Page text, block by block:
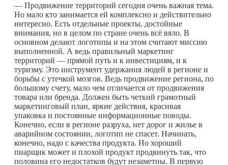
— Продвижение территорий сегодня очень важная тема.
Но мало кто занимается ей комплексно и действительно
интересно. Есть отдельные проекты, достойные
внимания, но в целом по стране очень всё вяло. В
основном делают логотипы и на этом считают миссию
выполненной. А ведь правильный маркетинг
территорий — прямой путь и к инвестициям, и к
туризму. Это инструмент удержания людей в регионе и
борьбы с утечкой мозгов. Ведь продвижение региона, по
большому счету, мало чем отличается от продвижения
товара или бренда. Должен быть четкий грамотный
маркетинговый план, яркие действия, красивая
упаковка и постоянные информационные поводы.
Конечно, если в регионе разруха, нет дорог и жилье в
аварийном состоянии, логотип не спасет. Начинать,
конечно, надо с качества продукта. Но хороший
пиарщик может и плохой продукт продвинуть так, что
половина его недостатков будут незаметны. В первую